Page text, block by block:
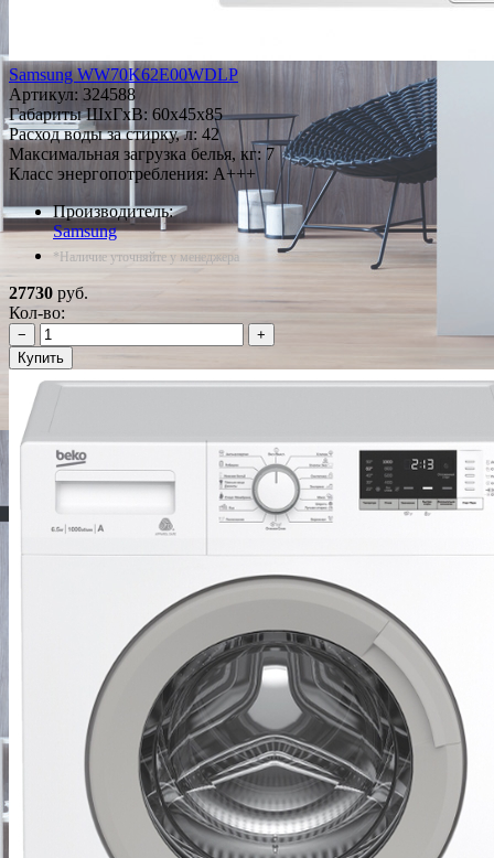
Samsung WW70K62E00WDLP
Артикул: 324588
Габариты ШxГxВ: 60x45x85
Расход воды за стирку, л: 42
Максимальная загрузка белья, кг: 7
Класс энергопотребления: A+++
Производитель:
Samsung
*Наличие уточняйте у менеджера
27730 руб.
Кол-во:
−
+
Купить